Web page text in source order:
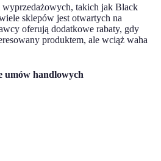
wyprzedażowych, takich jak Black
sklepów jest otwartych na
oferują dodatkowe rabaty, gdy
produktem, ale wciąż waha
umów handlowych